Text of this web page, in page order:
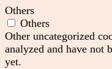
Others
Others
Other uncategorized
analyzed and have not
yet.